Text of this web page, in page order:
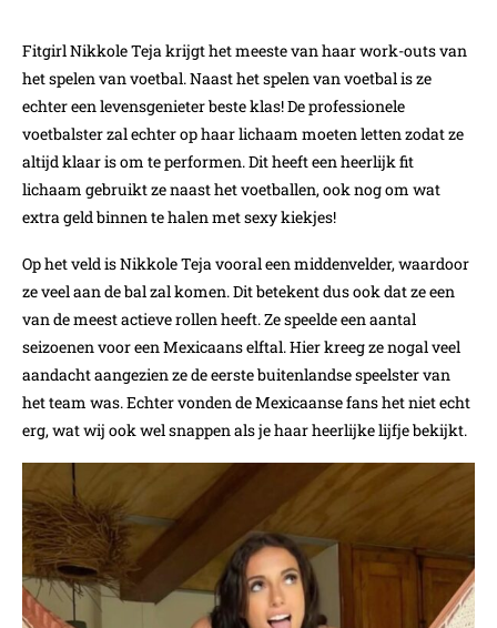
Fitgirl Nikkole Teja krijgt het meeste van haar work-outs van
het spelen van voetbal. Naast het spelen van voetbal is ze
echter een levensgenieter beste klas! De professionele
voetbalster zal echter op haar lichaam moeten letten zodat ze
altijd klaar is om te performen. Dit heeft een heerlijk fit
lichaam gebruikt ze naast het voetballen, ook nog om wat
extra geld binnen te halen met sexy kiekjes!
Op het veld is Nikkole Teja vooral een middenvelder, waardoor
ze veel aan de bal zal komen. Dit betekent dus ook dat ze een
van de meest actieve rollen heeft. Ze speelde een aantal
seizoenen voor een Mexicaans elftal. Hier kreeg ze nogal veel
aandacht aangezien ze de eerste buitenlandse speelster van
het team was. Echter vonden de Mexicaanse fans het niet echt
erg, wat wij ook wel snappen als je haar heerlijke lijfje bekijkt.